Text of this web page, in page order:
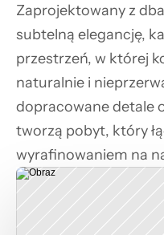
Zaprojektowany z
subtelną elegancję,
przestrzeń, w której
naturalnie i
dopracowane detale
tworzą pobyt, który
wyrafinowaniem na